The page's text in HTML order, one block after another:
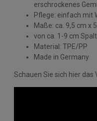
erschrockenes
Pflege: einfach mit
Maße: ca. 9,5 cm x
von ca. 1-9 cm
Material: TPE/PP
Made in Germany
Schauen Sie sich hier das